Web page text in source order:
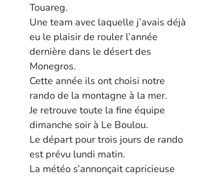
Touareg.
Une team avec laquelle j’avais déjà
eu le plaisir de rouler l’année
dernière dans le désert des
Monegros.
Cette année ils ont choisi notre
rando de la montagne à la mer.
Je retrouve toute la fine équipe
dimanche soir à Le Boulou.
Le départ pour trois jours de rando
est prévu lundi matin.
La météo s’annonçait capricieuse